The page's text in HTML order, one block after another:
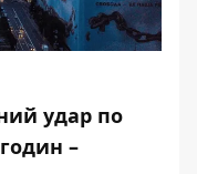
удар по
–